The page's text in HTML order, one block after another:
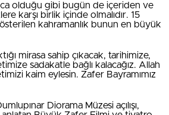
olduğu gibi bugün de içeriden ve
karşı birlik içinde olmalıdır. 15
kahramanlık bunun en büyük
mirasa sahip çıkacak, tarihimize,
sadakatle bağlı kalacağız. Allah
kaim eylesin. Zafer Bayramımız
Diorama Müzesi açılışı,